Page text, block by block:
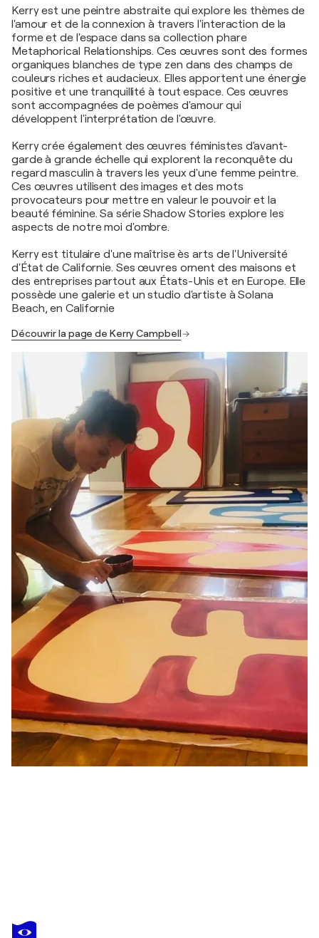
Kerry est une peintre abstraite qui explore les thèmes de
l'amour et de la connexion à travers l'interaction de la
forme et de l'espace dans sa collection phare
Metaphorical Relationships. Ces œuvres sont des formes
organiques blanches de type zen dans des champs de
couleurs riches et audacieux. Elles apportent une énergie
positive et une tranquillité à tout espace. Ces œuvres
sont accompagnées de poèmes d'amour qui
développent l'interprétation de l'œuvre.
Kerry crée également des œuvres féministes d'avant-
garde à grande échelle qui explorent la reconquête du
regard masculin à travers les yeux d'une femme peintre.
Ces œuvres utilisent des images et des mots
provocateurs pour mettre en valeur le pouvoir et la
beauté féminine. Sa série Shadow Stories explore les
aspects de notre moi d'ombre.
Kerry est titulaire d'une maîtrise ès arts de l'Université
d'État de Californie. Ses œuvres ornent des maisons et
des entreprises partout aux États-Unis et en Europe. Elle
possède une galerie et un studio d'artiste à Solana
Beach, en Californie
Découvrir la page de Kerry Campbell
KERRY